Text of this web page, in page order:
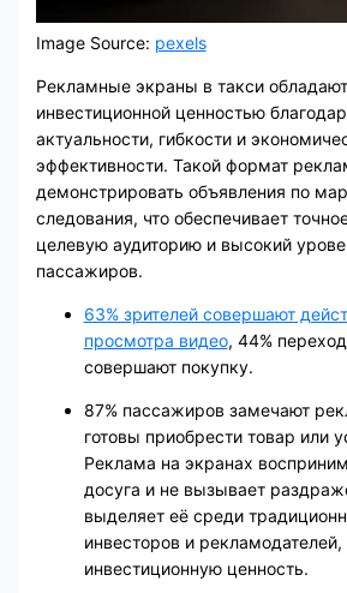
Image Source: pexels
Рекламные экраны в такси
инвестиционной ценностью
актуальности, гибкости и
эффективности. Такой формат
демонстрировать объявления по
следования, что обеспечивает
целевую аудиторию и высокий
пассажиров.
63% зрителей совершают
просмотра видео, 44%
совершают покупку.
87% пассажиров замечают
готовы приобрести товар или
Реклама на экранах
досуга и не вызывает
выделяет её среди
инвесторов и
инвестиционную ценность.